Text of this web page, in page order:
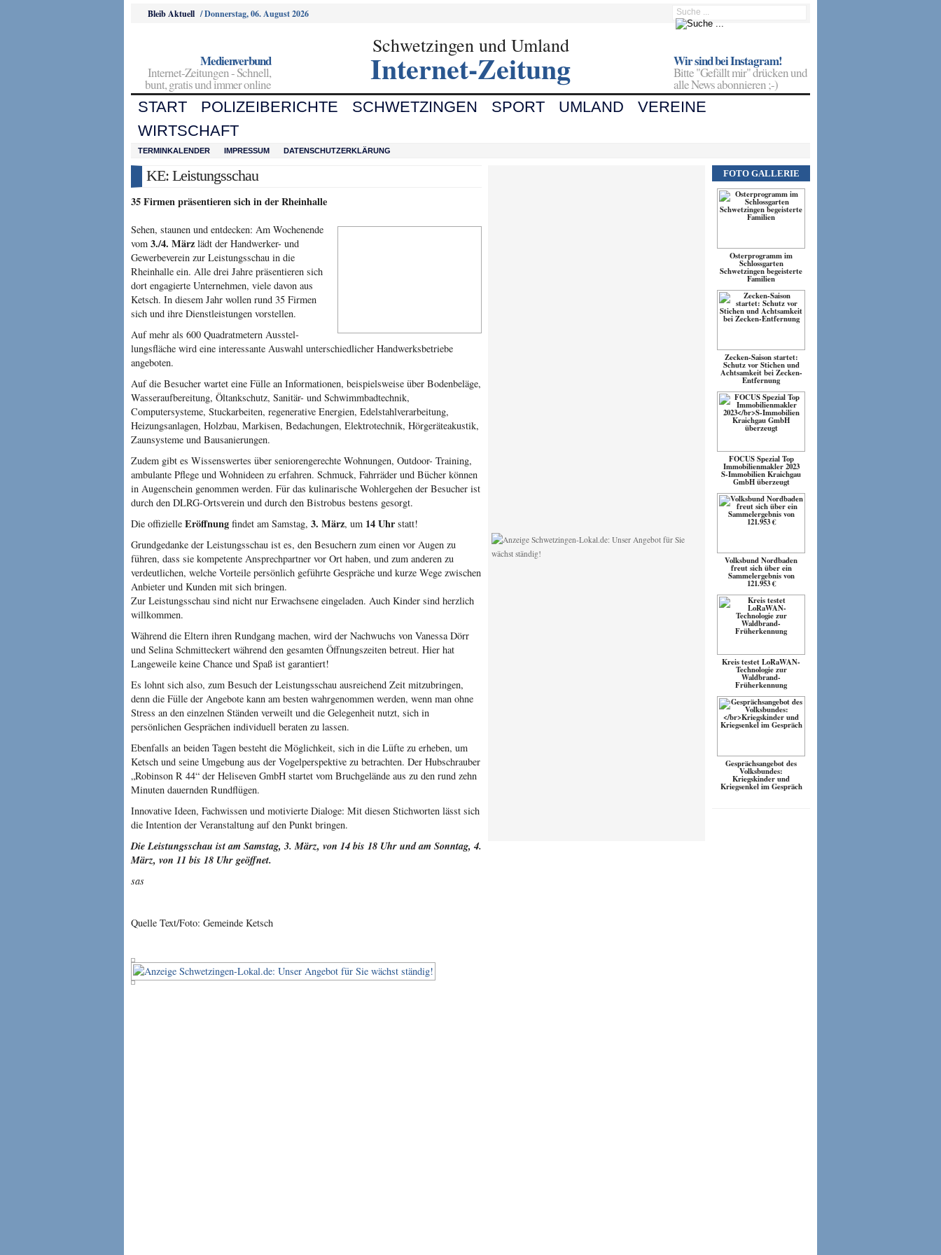
Bleib Aktuell /Donnerstag, 06. August 2026
Medienverbund
Internet-Zeitungen - Schnell,
bunt, gratis und immer online
Schwetzingen und Umland
Internet-Zeitung Wir sind bei Instagram!
Bitte "Gefällt mir" drücken und
alle News abonnieren ;-)
START POLIZEIBERICHTE SCHWETZINGEN SPORT UMLAND
VEREINE
WIRTSCHAFT
TERMINKALENDER IMPRESSUM DATENSCHUTZERKLÄRUNG
KE: Leistungsschau
35 Firmen präsentieren sich in der Rheinhalle
Sehen, staunen und entdecken: Am Wo­chenende
vom 3./4. März lädt der Hand­werker- und
Gewerbeverein zur Leis­tungsschau in die
Rheinhalle ein. Alle drei Jahre präsentieren sich
dort engagierte Unternehmen, viele davon aus
Ketsch. In diesem Jahr wollen rund 35 Firmen
sich und ihre Dienstleistungen vorstellen.
Auf mehr als 600 Quadratmetern Ausstel­
lungsfläche wird eine interessante Aus­wahl unterschiedlicher Handwerksbetrie­be
angeboten.
Auf die Besucher wartet eine Fülle an Informationen, beispielsweise über Bodenbeläge,
Wasseraufbereitung, Öltank­schutz, Sanitär- und Schwimmbadtechnik,
Computersysteme, Stuckarbeiten, rege­nerative Energien, Edelstahlverarbeitung,
Heizungsanlagen, Holzbau, Markisen, Bedachungen, Elektrotechnik, Hörgeräte­akustik,
Zaunsysteme und Bausanierun­gen.
Zudem gibt es Wissenswertes über seniorengerechte Wohnungen, Outdoor- Training,
ambulante Pflege und Wohnide­en zu erfahren. Schmuck, Fahrräder und Bücher können
in Augenschein ge­nommen werden. Für das kulinarische Wohl­ergehen der Besucher ist
durch den DLRG-Orts­verein und durch den Bistrobus bestens ge­sorgt.
Die offizielle Er­öffnung findet am Samstag, 3. März, um 14 Uhr statt!
Grundgedanke der Leis­tungsschau ist es, den Be­suchern zum einen vor Augen zu
führen, dass sie kompetente Ansprech­partner vor Ort haben, und zum anderen zu
verdeutlichen, welche Vorteile persön­lich geführte Gespräche und kurze Wege zwischen
Anbieter und Kunden mit sich bringen.
Zur Leistungsschau sind nicht nur Erwach­sene eingeladen. Auch Kinder sind herz­lich
willkommen.
Während die Eltern ih­ren Rundgang machen, wird der Nachwuchs von Vanessa Dörr
und Selina Schmitteckert während den gesamten Öffnungszeiten betreut. Hier hat
Langeweile kei­ne Chance und Spaß ist garantiert!
Es lohnt sich also, zum Besuch der Leistungs­schau ausreichend Zeit mitzubringen,
denn die Fülle der Angebote kann am besten wahrgenommen werden, wenn man ohne
Stress an den einzelnen Stän­den verweilt und die Gelegenheit nutzt, sich in
persönlichen Gesprächen individu­ell beraten zu lassen.
Ebenfalls an beiden Tagen besteht die Möglichkeit, sich in die Lüfte zu erheben, um
Ketsch und seine Umgebung aus der Vogelperspektive zu betrachten. Der Hub­schrauber
„Robinson R 44“ der Heliseven GmbH startet vom Bruchgelände aus zu den rund zehn
Minuten dauernden Rund­flügen.
Innovative Ideen, Fachwissen und mo­tivierte Dialoge: Mit diesen Stichworten lässt sich
die Intention der Veranstaltung auf den Punkt bringen.
Die Leistungsschau ist am Samstag, 3. März, von 14 bis 18 Uhr und am Sonntag, 4.
März, von 11 bis 18 Uhr geöffnet.
sas
Quelle Text/Foto: Gemeinde Ketsch
FOTO GALLERIE
Osterprogramm im
Schlossgarten
Schwetzingen begeisterte
Familien
Zecken-Saison startet:
Schutz vor Stichen und
Achtsamkeit bei Zecken-
Entfernung
FOCUS Spezial Top
Immobilienmakler 2023
S-Immobilien Kraichgau
GmbH überzeugt
Volksbund Nordbaden
freut sich über ein
Sammelergebnis von
121.953 €
Kreis testet LoRaWAN-
Technologie zur
Waldbrand-
Früherkennung
Gesprächsangebot des
Volksbundes:
Kriegskinder und
Kriegsenkel im Gespräch